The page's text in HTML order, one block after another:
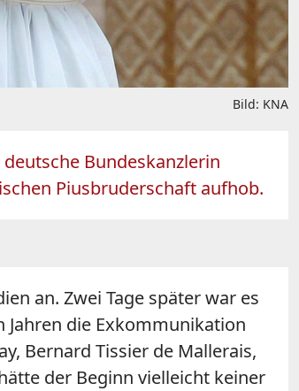
Bild: KNA
Bundeskanzlerin
Piusbruderschaft aufhob.
an. Zwei Tage später war es
Jahren die Exkommunikation
Bernard Tissier de Mallerais,
der Beginn vielleicht keiner